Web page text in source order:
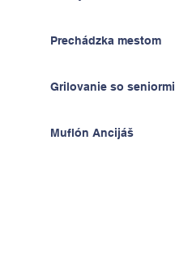
Prechádzka mestom
Grilovanie so seniormi
Muflón Ancijáš